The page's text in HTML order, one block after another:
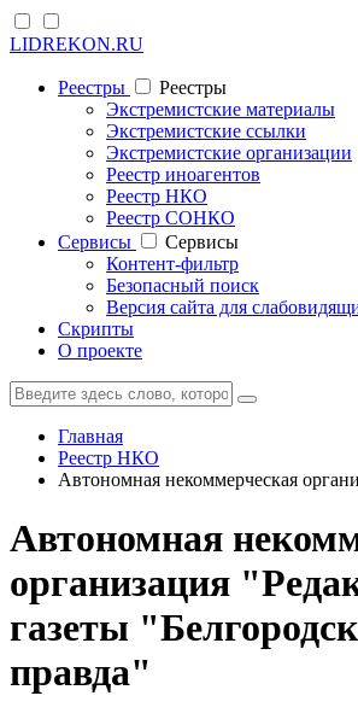
LIDREKON.RU
Реестры
Реестры
Экстремистские материалы
Экстремистские ссылки
Экстремистские организации
Реестр иноагентов
Реестр НКО
Реестр СОНКО
Cервисы
Cервисы
Контент-фильтр
Безопасный поиск
Версия сайта для
Скрипты
О проекте
Главная
Реестр НКО
Автономная некоммерческая
Автономная
организация
газеты
правда"